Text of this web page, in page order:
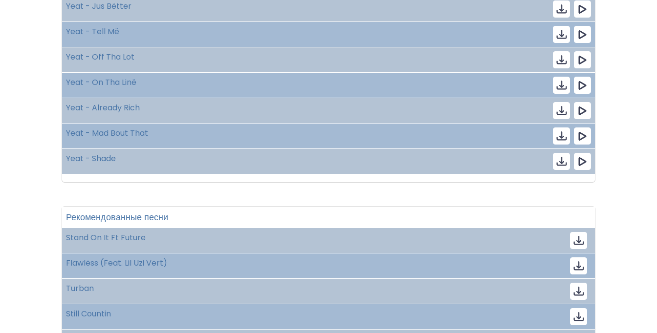
Yeat - Jus Bëtter
Yeat - Tell Më
Yeat - Off Tha Lot
Yeat - On Tha Linë
Yeat - Already Rich
Yeat - Mad Bout That
Yeat - Shade
Рекомендованные песни
Stand On It Ft Future
Flawlëss (Feat. Lil Uzi Vert)
Turban
Still Countin